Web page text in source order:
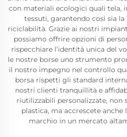
con materiali ecologici quali tela,
tessuti, garantendo così sia
riciclabilità. Grazie ai nostri
possiamo offrire opzioni di
rispecchiare l’identità unica del
le nostre borse uno strumento
il nostro impegno nel controllo
borsa rispetti gli standard
nostri clienti tranquillità e
riutilizzabili personalizzate,
plastica, ma accrescete
marchio in un mercato